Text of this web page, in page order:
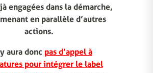
engagées dans la démarche,
en parallèle d’autres
actions.
aura donc pas d’appel à
pour intégrer le label